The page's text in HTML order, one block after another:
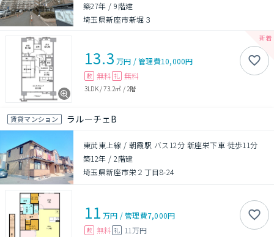
築27年 /9階建
埼玉県新座市新堀３
13.3 万円 /管理費10,000円
敷 無料 礼 無料
3LDK/73.2㎡ / 2階
賃貸マンション ラルーチェB
東武東上線 / 朝霞駅 バス12分 新座栄下車 徒歩11分
築12年 /2階建
埼玉県新座市栄２丁目8-24
11 万円 /管理費7,000円
敷 無料 礼 11万円